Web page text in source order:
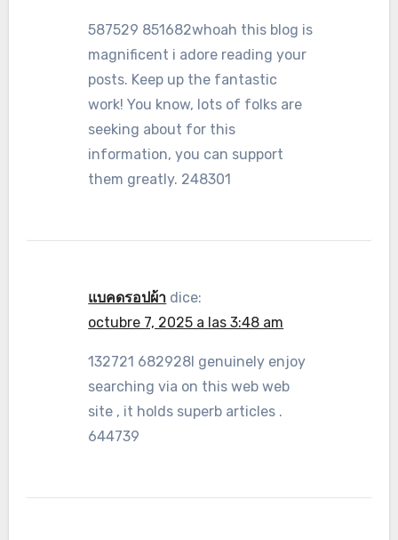
587529 851682whoah this blog is
magnificent i adore reading your
posts. Keep up the fantastic
work! You know, lots of folks are
seeking about for this
information, you can support
them greatly. 248301
แบคดรอปผ้า dice:
octubre 7, 2025 a las 3:48 am
132721 682928I genuinely enjoy
searching via on this web web
site , it holds superb articles .
644739